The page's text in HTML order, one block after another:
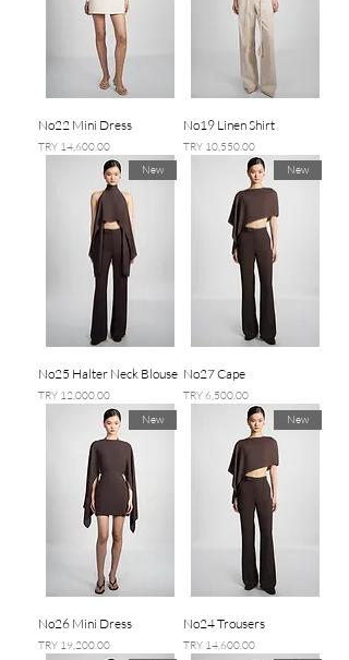
No19 Linen Shirt
السعر‏10,550.00 TRY
No22 Mini Dress
السعر
New
No27 Cape
السعر‏6,500.00 TRY
New
No25 Halter Neck Blouse
السعر
New
No24 Trousers
السعر‏14,600.00 TRY
New
No26 Mini Dress
السعر